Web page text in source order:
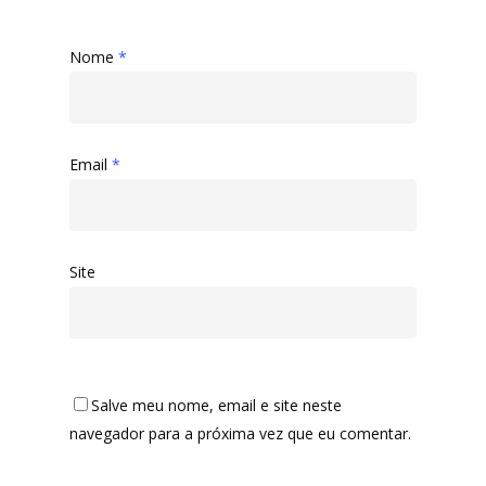
Nome *
Email *
Site
Salve meu nome, email e site neste
navegador para a próxima vez que eu comentar.